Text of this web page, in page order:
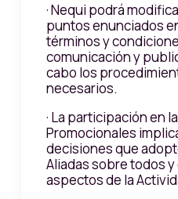
· Nequi podrá
puntos enunciados
términos y
comunicación y
cabo los
necesarios.
· La participación en
Promocionales
decisiones que
Aliadas sobre todos y
aspectos de la